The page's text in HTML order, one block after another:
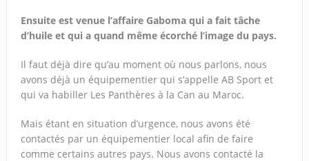
Ensuite est venue l’affaire Gaboma qui a fait tâche
d’huile et qui a quand même écorché l’image du pays.
Il faut déjà dire qu’au moment où nous parlons, nous
avons déjà un équipementier qui s’appelle AB Sport et
qui va habiller Les Panthères à la Can au Maroc.
Mais étant en situation d’urgence, nous avons été
contactés par un équipementier local afin de faire
comme certains autres pays. Nous avons contacté la